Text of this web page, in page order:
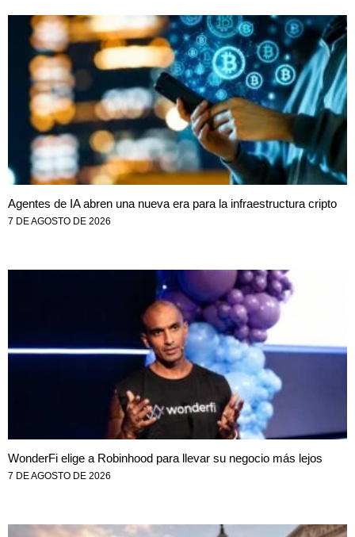
Agentes de IA abren una nueva era para la infraestructura cripto
7 DE AGOSTO DE 2026
WonderFi elige a Robinhood para llevar su negocio más lejos
7 DE AGOSTO DE 2026